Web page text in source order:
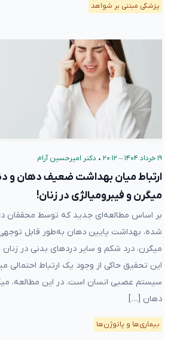
پزشکی مبتنی بر شواهد
۱۹ خرداد ۱۴۰۴ – ۲۰:۱۲ • دکتر امیرحسین آرام
ارتباط میان بهداشت ضعیف دهان و
میگرن و فیبرومیالژی در زنان!
بر اساس مطالعه‌ای جدید که توسط محققان
شده، بهداشت پایین دهان به‌طور قابل
میگرن، درد شکم و سایر دردهای بدنی در
این تحقیق حاکی از وجود یک ارتباط احتمالی
سیستم عصبی انسان است. در این مطالعه،
دهان […]
بیماری‌ها و پاتوژن‌ها